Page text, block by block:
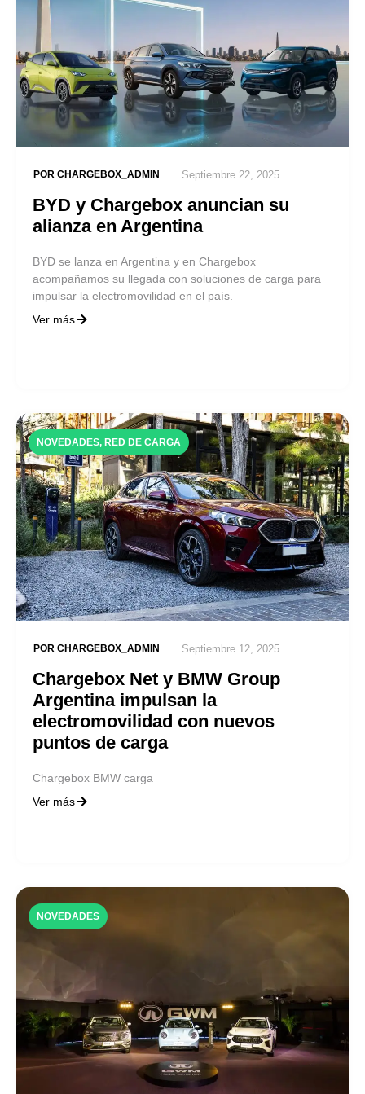
POR CHARGEBOX_ADMIN Septiembre 22, 2025
BYD y Chargebox anuncian su
alianza en Argentina
BYD se lanza en Argentina y en Chargebox
acompañamos su llegada con soluciones de carga para
impulsar la electromovilidad en el país.
Ver más
NOVEDADES, RED DE CARGA
POR CHARGEBOX_ADMIN Septiembre 12, 2025
Chargebox Net y BMW Group
Argentina impulsan la
electromovilidad con nuevos
puntos de carga
Chargebox BMW carga
Ver más
NOVEDADES